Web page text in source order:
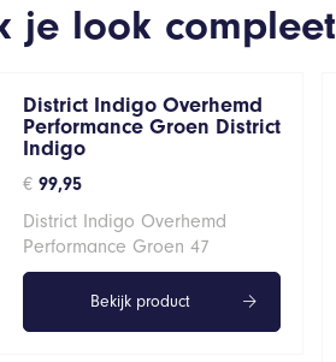
je look compleet
District Indigo Overhemd
Performance Groen District
Indigo
€ 99,95
District Indigo Overhemd
Performance Groen 47
Bekijk product